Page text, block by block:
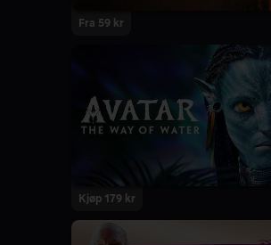
Fra 59 kr
Kjøp 179 kr